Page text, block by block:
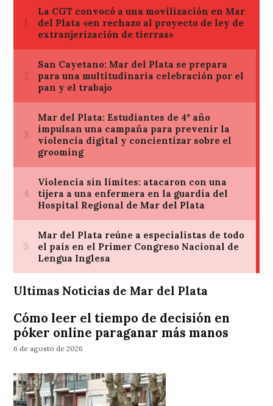
Ultimas Noticias de Mar del Plata
Cómo leer el tiempo de decisión en
póker online paraganar más manos
6 de agosto de 2026